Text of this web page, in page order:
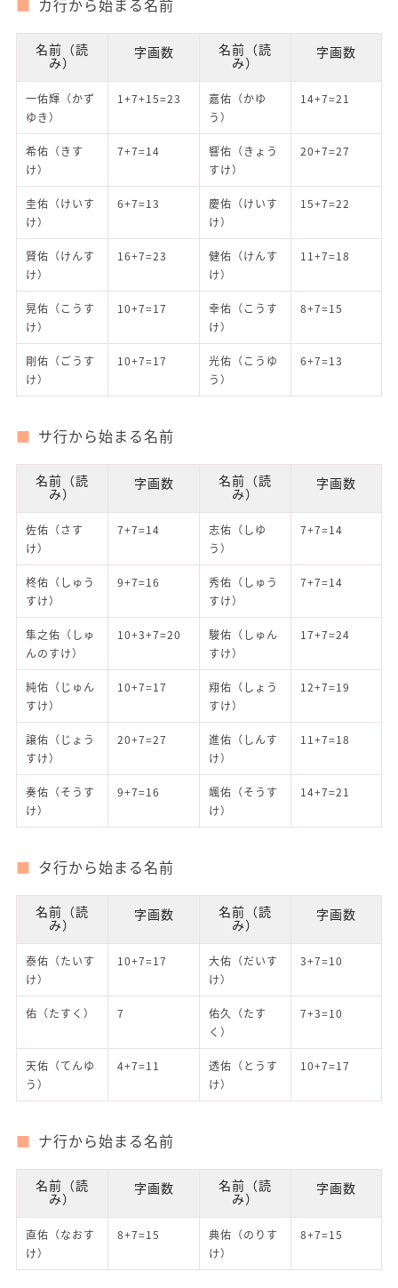
カ行から始まる名前
名前（読
み）
字画数 名前（読
み）
字画数
一佑輝（かず
ゆき）
1+7+15=23
嘉佑（かゆ
う）
14+7=21
希佑（きす
け）
7+7=14
響佑（きょう
すけ）
20+7=27
圭佑（けいす
け）
6+7=13
慶佑（けいす
け）
15+7=22
賢佑（けんす
け）
16+7=23
健佑（けんす
け）
11+7=18
晃佑（こうす
け）
10+7=17
幸佑（こうす
け）
8+7=15
剛佑（ごうす
け）
10+7=17
光佑（こうゆ
う）
6+7=13
サ行から始まる名前
名前（読
み）
字画数 名前（読
み）
字画数
佐佑（さす
け）
7+7=14
志佑（しゆ
う）
7+7=14
柊佑（しゅう
すけ）
9+7=16
秀佑（しゅう
すけ）
7+7=14
隼之佑（しゅ
んのすけ）
10+3+7=20
駿佑（しゅん
すけ）
17+7=24
純佑（じゅん
すけ）
10+7=17
翔佑（しょう
すけ）
12+7=19
譲佑（じょう
すけ）
20+7=27
進佑（しんす
け）
11+7=18
奏佑（そうす
け）
9+7=16
颯佑（そうす
け）
14+7=21
タ行から始まる名前
名前（読
み）
字画数 名前（読
み）
字画数
泰佑（たいす
け）
10+7=17
大佑（だいす
け）
3+7=10
佑（たすく） 7
佑久（たす
く）
7+3=10
天佑（てんゆ
う）
4+7=11
透佑（とうす
け）
10+7=17
ナ行から始まる名前
名前（読
み）
字画数 名前（読
み）
字画数
直佑（なおす
け）
8+7=15
典佑（のりす
け）
8+7=15